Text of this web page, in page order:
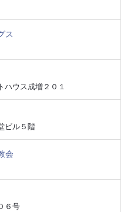
ス
ハウス成増２０１
ビル５階
会
６号